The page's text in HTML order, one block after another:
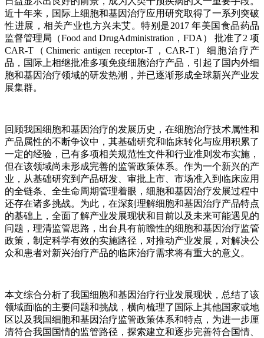
近十年来，国际上细胞和基因治疗应用研究取得了一系列突破
性进展，相关产业也方兴未艾。特别是2017 年美国食品药品
监督管理局（Food and DrugAdministration，FDA） 批准了2 项
CAR-T（Chimeric antigen receptor-T，CAR-T）细胞治疗产
品，国际上相继批准多项免疫细胞治疗产品，引起了国内外细
胞和基因治疗领域的研发热潮，并已逐渐形成全球新兴产业发
展集群。
回顾我国细胞和基因治疗的发展历史，在细胞治疗技术属性和
产品属性的不断争议中，其基础研究和临床转化与应用积累了
一定的经验，已有多项相关规范性文件和行业准则发布实施，
但在该领域尚未形成完善的监管政策体系。作为一个新兴的产
业，从基础研究到产品研发、审批上市、市场准入到临床应用
的全链条、全生命周期管理着眼，细胞和基因治疗发展过程中
还存在诸多挑战。为此，在深刻理解细胞和基因治疗产品特点
的基础上，全面了解产业发展现状和目前以及未来可能遇见的
问题，理清监管思路，出台具有前瞻性的细胞和基因治疗监管
政策，制定科学有效的实施路径，对推动产业发展，对解决公
众和患者对新兴治疗产品的临床治疗需求将有重大的意义。
本文综合分析了我国细胞和基因治疗行业发展现状，总结了该
领域面临的主要问题和挑战，横向梳理了国际上其他国家或地
区以及我国细胞和基因治疗监管政策体系和特点，为进一步厘
清符合我国国情的监管路径，探索建立和逐步完善符合国情、